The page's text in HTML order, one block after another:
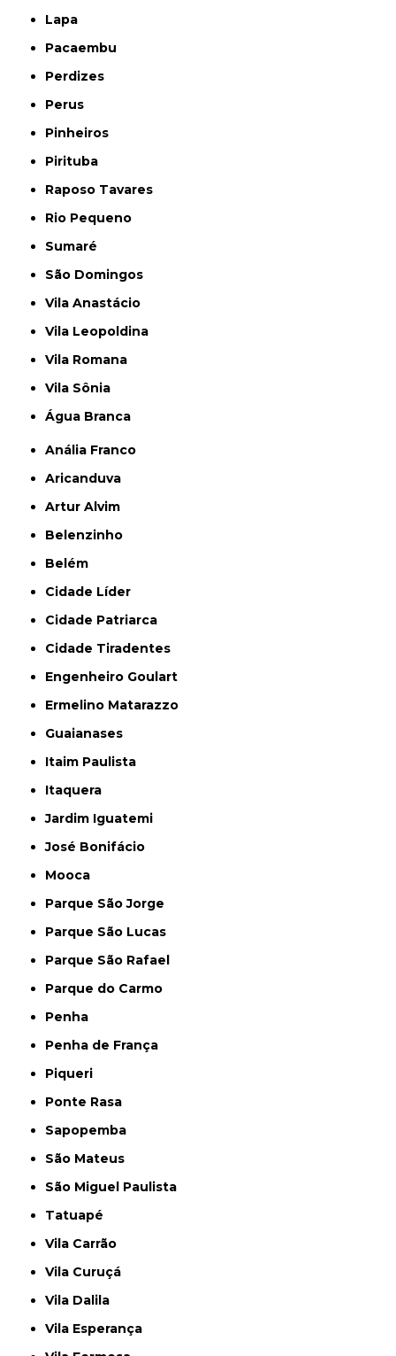
Lapa
Pacaembu
Perdizes
Perus
Pinheiros
Pirituba
Raposo Tavares
Rio Pequeno
Sumaré
São Domingos
Vila Anastácio
Vila Leopoldina
Vila Romana
Vila Sônia
Água Branca
Anália Franco
Aricanduva
Artur Alvim
Belenzinho
Belém
Cidade Líder
Cidade Patriarca
Cidade Tiradentes
Engenheiro Goulart
Ermelino Matarazzo
Guaianases
Itaim Paulista
Itaquera
Jardim Iguatemi
José Bonifácio
Mooca
Parque São Jorge
Parque São Lucas
Parque São Rafael
Parque do Carmo
Penha
Penha de França
Piqueri
Ponte Rasa
Sapopemba
São Mateus
São Miguel Paulista
Tatuapé
Vila Carrão
Vila Curuçá
Vila Dalila
Vila Esperança